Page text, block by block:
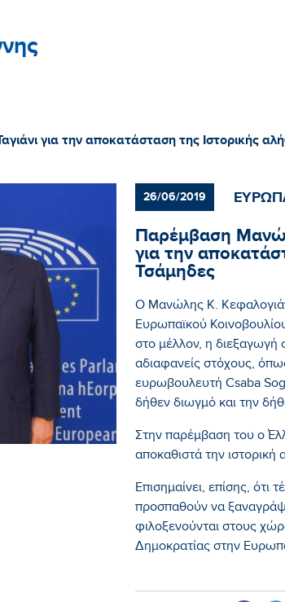
για την αποκατάσταση της Ιστορικής
26/06/2019
Παρέμβαση
για την
Τσάμηδες
Ο Μανώλης Κ.
Ευρωπαϊκού
στο μέλλον, η
αδιαφανείς στόχους,
ευρωβουλευτή Csaba
δήθεν διωγμό και την
Στην παρέμβαση του ο
αποκαθιστά την ιστορική
Επισημαίνει, επίσης,
προσπαθούν να
φιλοξενούνται στους
Δημοκρατίας στην